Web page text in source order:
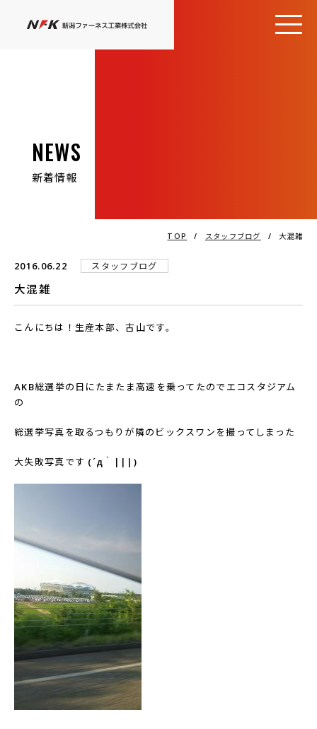
NEWS
新着情報
TOP / スタッフブログ / 大混雑
2016.06.22 スタッフブログ
大混雑
こんにちは！生産本部、古山です。
AKB総選挙の日にたまたま高速を乗ってたのでエコスタジアム
の
総選挙写真を取るつもりが隣のビックスワンを撮ってしまった
大失敗写真です (´д｀ |||)